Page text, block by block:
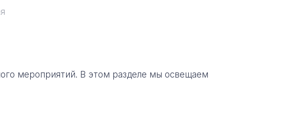
мероприятий. В этом разделе мы освещаем